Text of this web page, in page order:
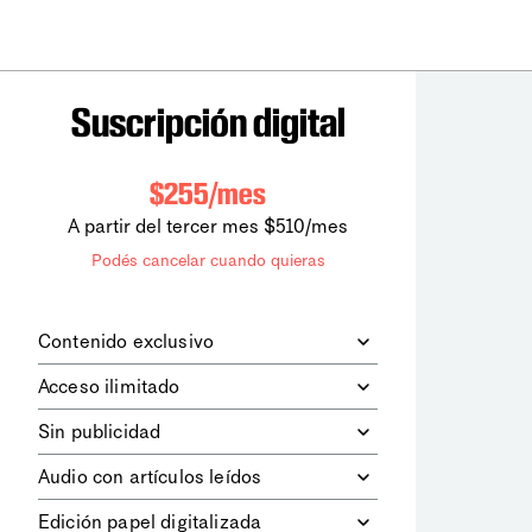
Suscripción digital
$255/mes
A partir del tercer mes $510/mes
Podés cancelar cuando quieras
Contenido exclusivo
digitales dela diaria
los contenidos de Le Monde
diplomatique.
Acceso ilimitado
contenidos.
Sin publicidad
publicitarios.
Audio con artículos leídos
Edición papel digitalizada